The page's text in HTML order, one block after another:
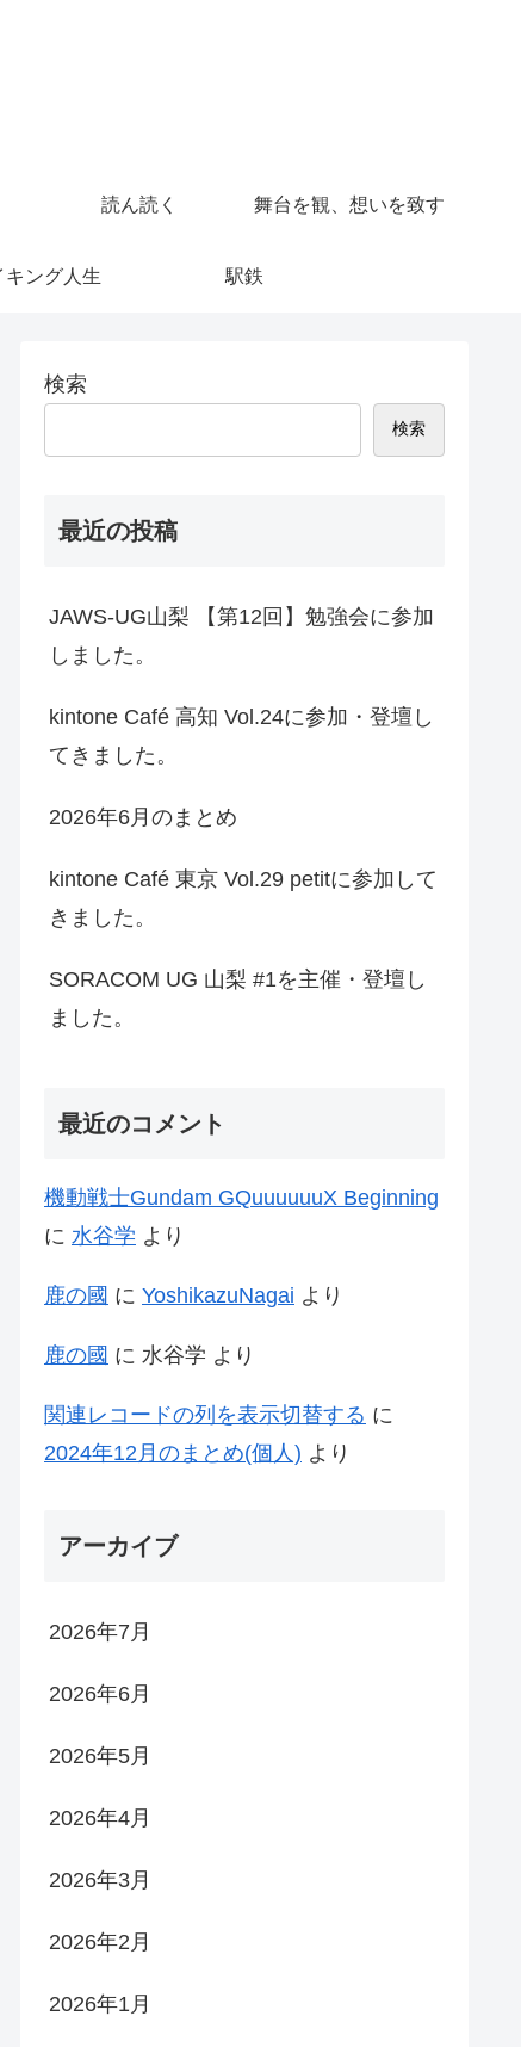
読ん読く 舞台を観、想いを致す
キング人生 駅鉄
検索
検索
最近の投稿
JAWS-UG山梨 【第12回】勉強会に参加
しました。
kintone Café 高知 Vol.24に参加・登壇し
てきました。
2026年6月のまとめ
kintone Café 東京 Vol.29 petitに参加して
きました。
SORACOM UG 山梨 #1を主催・登壇し
ました。
最近のコメント
機動戦士Gundam GQuuuuuuX Beginning
に 水谷学 より
鹿の國 に YoshikazuNagai より
鹿の國 に 水谷学 より
関連レコードの列を表示切替する に
2024年12月のまとめ(個人) より
アーカイブ
2026年7月
2026年6月
2026年5月
2026年4月
2026年3月
2026年2月
2026年1月